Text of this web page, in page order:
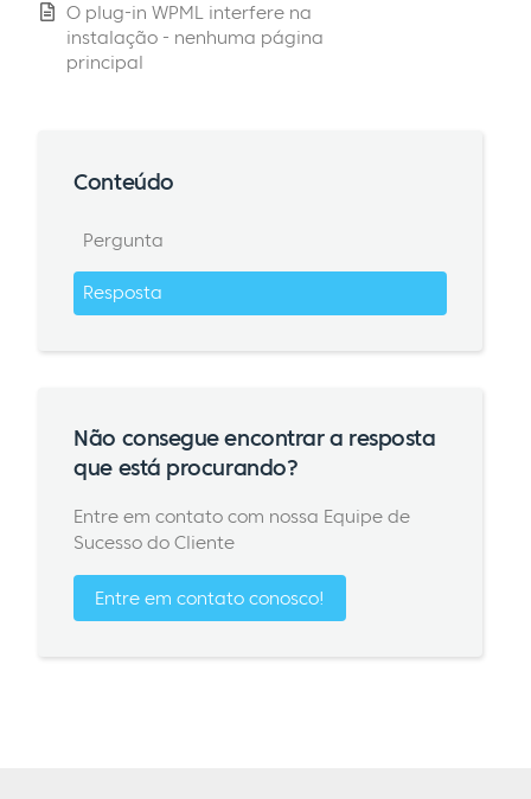
O plug-in WPML interfere na
instalação - nenhuma página
principal
Conteúdo
Pergunta
Resposta
Não consegue encontrar a resposta
que está procurando?
Entre em contato com nossa Equipe de
Sucesso do Cliente
Entre em contato conosco!